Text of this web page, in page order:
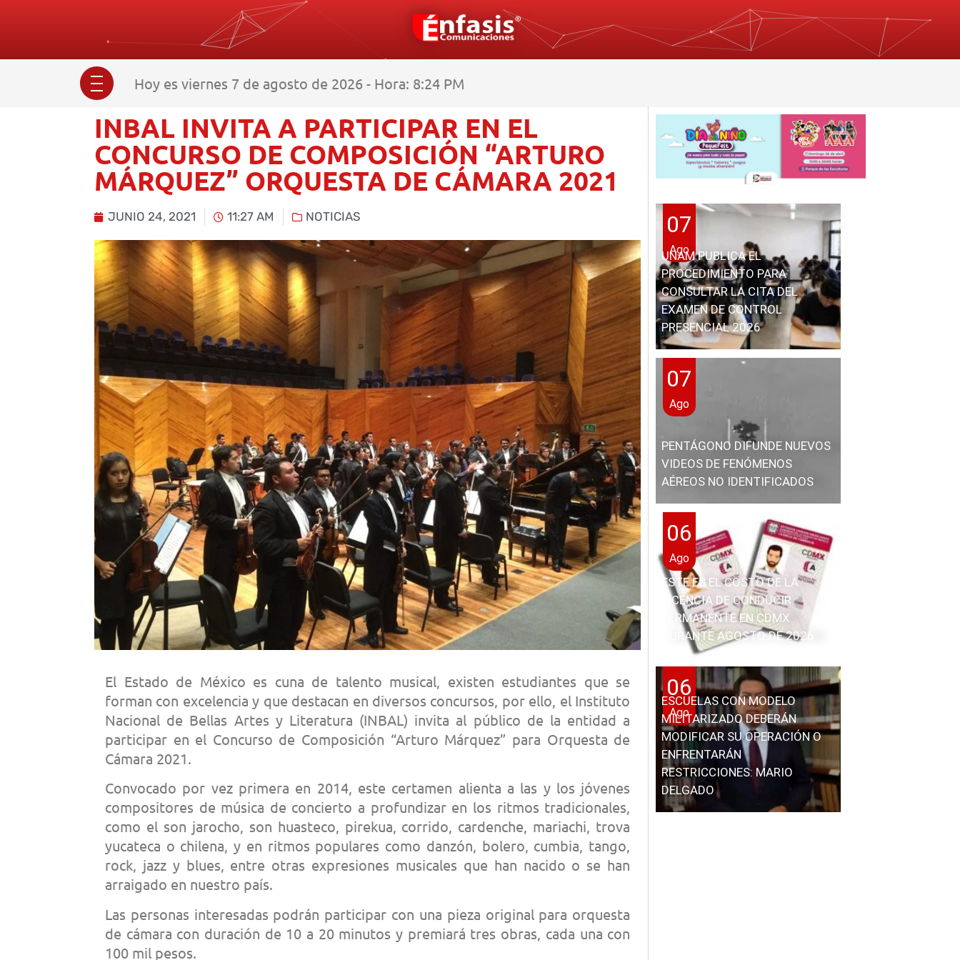
Hoy es viernes 7 de agosto de 2026 - Hora: 8:24 PM
INBAL INVITA A PARTICIPAR EN EL
CONCURSO DE COMPOSICIÓN “ARTURO
MÁRQUEZ” ORQUESTA DE CÁMARA 2021
JUNIO 24, 2021 11:27 AM NOTICIAS
El Estado de México es cuna de talento musical, existen estudiantes que se
forman con excelencia y que destacan en diversos concursos, por ello, el Instituto
Nacional de Bellas Artes y Literatura (INBAL) invita al público de la entidad a
participar en el Concurso de Composición “Arturo Márquez” para Orquesta de
Cámara 2021.
Convocado por vez primera en 2014, este certamen alienta a las y los jóvenes
compositores de música de concierto a profundizar en los ritmos tradicionales,
como el son jarocho, son huasteco, pirekua, corrido, cardenche, mariachi, trova
yucateca o chilena, y en ritmos populares como danzón, bolero, cumbia, tango,
rock, jazz y blues, entre otras expresiones musicales que han nacido o se han
arraigado en nuestro país.
Las personas interesadas podrán participar con una pieza original para orquesta
de cámara con duración de 10 a 20 minutos y premiará tres obras, cada una con
100 mil pesos.
07
Ago
UNAM PUBLICA EL
PROCEDIMIENTO PARA
CONSULTAR LA CITA DEL
EXAMEN DE CONTROL
PRESENCIAL 2026
07
Ago
PENTÁGONO DIFUNDE NUEVOS
VIDEOS DE FENÓMENOS
AÉREOS NO IDENTIFICADOS
06
Ago
ESTE ES EL COSTO DE LA
LICENCIA DE CONDUCIR
PERMANENTE EN CDMX
DURANTE AGOSTO DE 2026
06
Ago
ESCUELAS CON MODELO
MILITARIZADO DEBERÁN
MODIFICAR SU OPERACIÓN O
ENFRENTARÁN
RESTRICCIONES: MARIO
DELGADO